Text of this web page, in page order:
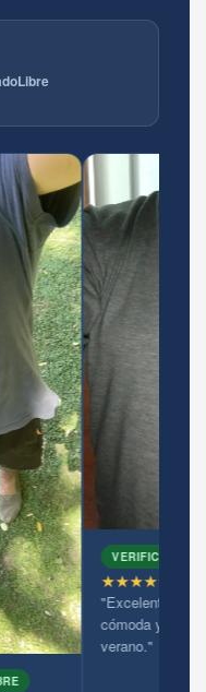
VERIFICADA EN
★★★★★
"Excelente relación precio
cómoda y fresca con el calor
verano."